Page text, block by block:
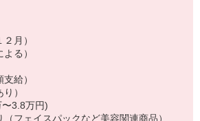
月）
る）
給）
）
3.8万円)
フェイスパックなど美容関連商品）